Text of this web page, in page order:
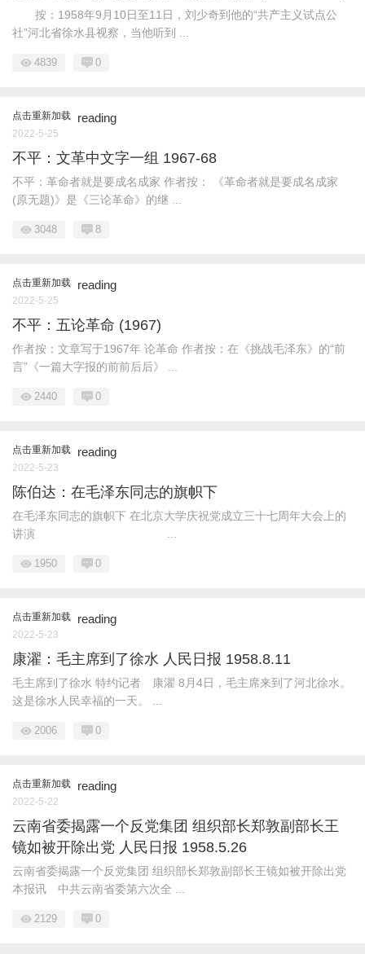
按：1958年9月10日至11日，刘少奇到他的“共产主义试点公
社”河北省徐水县视察，当他听到 ...
4839 0
点击重新加载 reading
2022-5-25
不平：文革中文字一组 1967-68
不平：革命者就是要成名成家 作者按： 《革命者就是要成名成家
(原无题)》是《三论革命》的继 ...
3048 8
点击重新加载 reading
2022-5-25
不平：五论革命 (1967)
作者按：文章写于1967年 论革命 作者按：在《挑战毛泽东》的“前
言”《一篇大字报的前前后后》 ...
2440 0
点击重新加载 reading
2022-5-23
陈伯达：在毛泽东同志的旗帜下
在毛泽东同志的旗帜下 在北京大学庆祝党成立三十七周年大会上的
讲演 ...
1950 0
点击重新加载 reading
2022-5-23
康濯：毛主席到了徐水 人民日报 1958.8.11
毛主席到了徐水 特约记者 康濯 8月4日，毛主席来到了河北徐水。
这是徐水人民幸福的一天。 ...
2006 0
点击重新加载 reading
2022-5-22
云南省委揭露一个反党集团 组织部长郑敦副部长王
镜如被开除出党 人民日报 1958.5.26
云南省委揭露一个反党集团 组织部长郑敦副部长王镜如被开除出党
本报讯 中共云南省委第六次全 ...
2129 0